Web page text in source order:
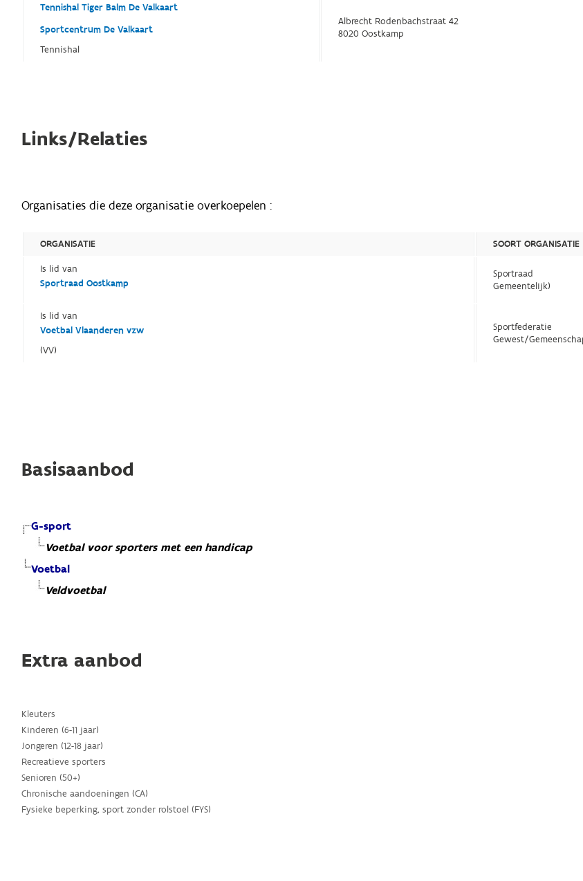
Tennishal Tiger Balm De Valkaart
Sportcentrum De Valkaart
Tennishal
Albrecht Rodenbachstraat 42
8020 Oostkamp
Links/Relaties
Organisaties die deze organisatie overkoepelen :
ORGANISATIE
SOORT ORGANISATIE
Is lid van
Sportraad Oostkamp
Sportraad
Gemeentelijk)
Is lid van
Voetbal Vlaanderen vzw
(VV)
Sportfederatie
Gewest/
Basisaanbod
G-sport
Voetbal voor sporters met een handicap
Voetbal
Veldvoetbal
Extra aanbod
Kleuters
Kinderen (6-11 jaar)
Jongeren (12-18 jaar)
Recreatieve sporters
Senioren (50+)
Chronische aandoeningen (CA)
Fysieke beperking, sport zonder rolstoel (FYS)